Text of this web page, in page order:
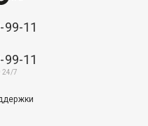
99-11
99-11